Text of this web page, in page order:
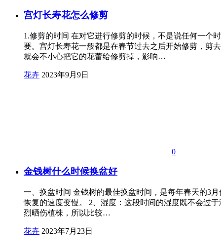
宫灯长寿花怎么修剪
1.修剪的时间 在对它进行修剪的时候，不是说任何一个
要。宫灯长寿花一般都是在春节过去之后开始修剪，剪
就会不小心把它的花蕾给修剪掉，影响…
花卉 2023年9月9日
0
金钱树什么时候换盆好
一、换盆时间 金钱树的最佳换盆时间，是每年春天的3
恢复的速度变慢。 2、湿度：这段时间的湿度既不会过
烈晒伤植株，所以比较…
花卉 2023年7月23日